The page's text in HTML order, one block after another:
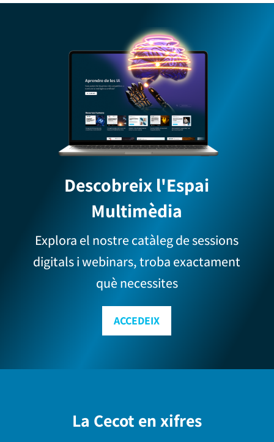
Descobreix l'Espai
Multimèdia
Explora el nostre catàleg de sessions
digitals i webinars, troba exactament
què necessites
ACCEDEIX
La Cecot en xifres